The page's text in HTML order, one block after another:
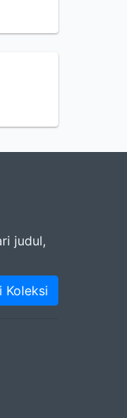
judul,
Koleksi